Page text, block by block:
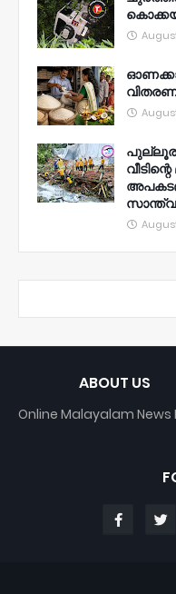
ABOUT US
Online Malayalam News